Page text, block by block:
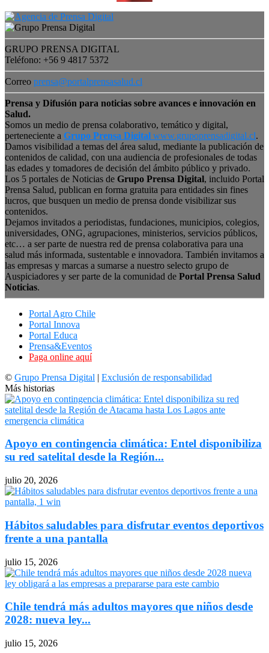
GRUPO PRENSA DIGITAL
Teléfono: +56 9 4817 5372
Correo prensa@portalprensasalud.cl
Prensa y Difusión para noticias sobre avances e innovación en
Salud.
Somos un medio de prensa colaborativo, temático y digital,
perteneciente a Grupo Prensa Digital www.grupoprensadigital.cl.
Damos visibilidad a temas del área salud, mediante la publicación de
contenidos de calidad, con una audiencia de profesionales de todas
las edades y tomadores de decisión del ámbito público y privado.
Los 5 portales de Noticias de Grupo Prensa Digital, incluido Portal
Prensa Salud, publican en forma gratuita para entidades sin fines
lucros, que busquen un medio de prensa donde visibilizar sus
contenidos.
Dejamos invitados a periodistas, fundaciones, municipios, colegios,
universidades, ONG, agrupaciones, ministerios, servicios públicos,
etc… a ser parte de nuestra red de prensa colaborativa para una
salud más informada, sustentable e innovadora. También invitamos a
las empresas y marcas a sumarse a nuestro selecto grupo de
Auspiciadores y ser parte de la comunidad de Portal Prensa Salud
Noticias.
Portal Agro Chile
Portal Innova
Portal Educa
Prensa&Eventos
Paga online aquí
© Grupo Prensa Digital | Exclusión de responsabilidad
Más historias
Apoyo en contingencia climática: Entel disponibiliza
su red satelital desde la Región...
julio 20, 2026
Hábitos saludables para disfrutar eventos deportivos
frente a una pantalla
julio 15, 2026
Chile tendrá más adultos mayores que niños desde
2028: nueva ley...
julio 15, 2026